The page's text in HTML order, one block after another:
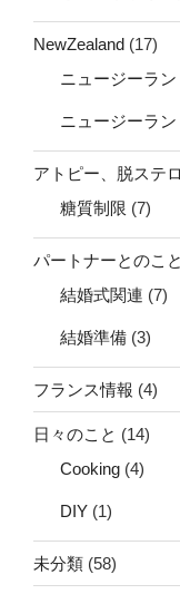
NewZealand (17)
ニュージーラ
ニュージーラ
アトピー、脱ステ
糖質制限 (7)
パートナーとのこと
結婚式関連 (7)
結婚準備 (3)
フランス情報 (4)
日々のこと (14)
Cooking (4)
DIY (1)
未分類 (58)